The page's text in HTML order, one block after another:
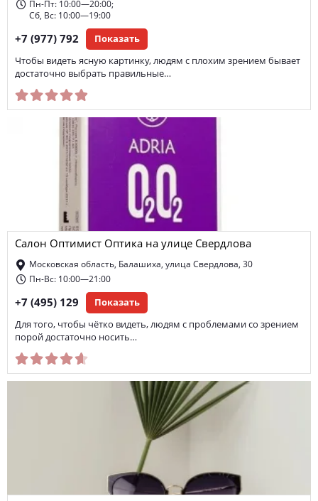
Пн-Пт: 10:00—20:00;
Сб, Вс: 10:00—19:00
+7 (977) 792 Показать
Чтобы видеть ясную картинку, людям с плохим зрением бывает
достаточно выбрать правильные…
Салон Оптимист Оптика на улице Свердлова
Московская область, Балашиха, улица Свердлова, 30
Пн-Вс: 10:00—21:00
+7 (495) 129 Показать
Для того, чтобы чётко видеть, людям с проблемами со зрением
порой достаточно носить…